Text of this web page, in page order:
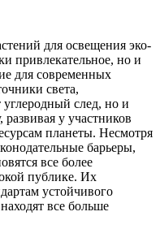
для освещения эко-
привлекательное, но и
для современных
света,
след, но и
у участников
планеты. Несмотря
барьеры,
все более
публике. Их
устойчивого
все больше